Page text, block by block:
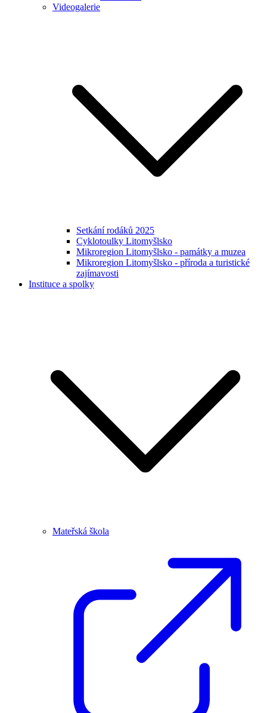
Videogalerie
Setkání rodáků 2025
Cyklotoulky Litomyšlsko
Mikroregion Litomyšlsko - památky a muzea
Mikroregion Litomyšlsko - příroda a turistické
zajímavosti
Instituce a spolky
Mateřská škola